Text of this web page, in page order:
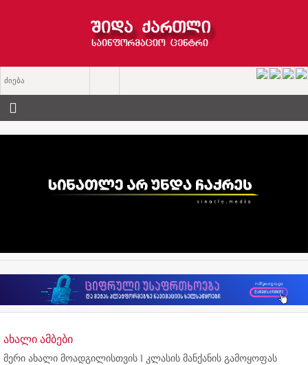
ახალი ამბები
მერი ახალი მოადგილისთვის l კლასის მანქანის გამოყოფას